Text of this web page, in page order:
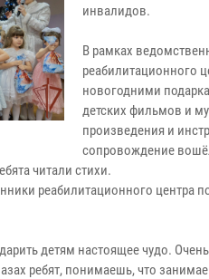
инвалидов.
В рамках
реабилитационного
новогодними
детских фильмов и
произведения и
сопровождение
читали стихи.
реабилитационного центра
детям настоящее чудо.
ребят, понимаешь, что